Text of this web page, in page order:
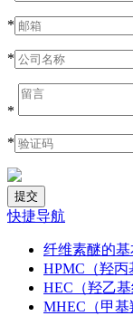
*
*
*
*
快捷导航
纤维素醚的基
HPMC（羟丙
HEC（羟乙基
MHEC（甲基